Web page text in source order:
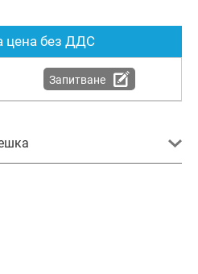
цена без ДДС
Запитване